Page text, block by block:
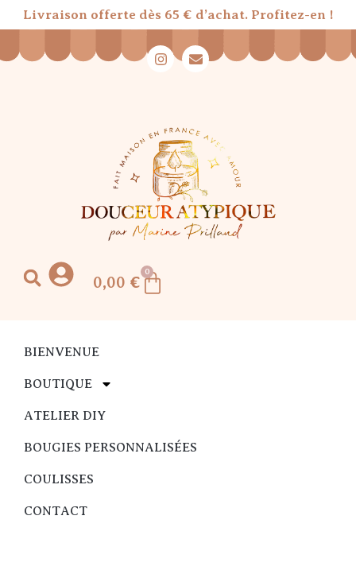
Livraison offerte dès 65 € d’achat. Profitez-en !
0,00 €
0
BIENVENUE
BOUTIQUE
ATELIER DIY
BOUGIES PERSONNALISÉES
COULISSES
CONTACT